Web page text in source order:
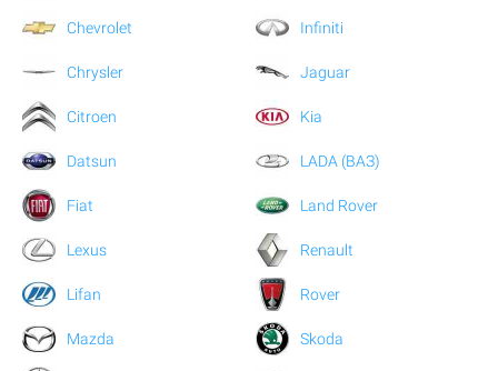
Chevrolet
Chrysler
Citroen
Datsun
Fiat
Infiniti
Jaguar
Kia
LADA (ВАЗ)
Land Rover
Lexus
Lifan
Mazda
Renault
Rover
Skoda